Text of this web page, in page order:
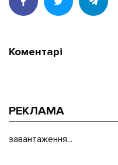
Коментарі
РЕКЛАМА
завантаження...